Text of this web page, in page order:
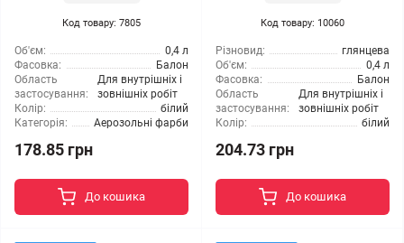
Код товару: 7805
Об'єм:
0,4 л
Фасовка:
Балон
Область
застосування:
Для внутрішніх і
зовнішніх робіт
Колір:
білий
Категорія:
Аерозольні фарби
178.85 грн
До кошика
Код товару: 10060
Різновид:
глянцева
Об'єм:
0,4 л
Фасовка:
Балон
Область
застосування:
Для внутрішніх і
зовнішніх робіт
Колір:
білий
204.73 грн
До кошика